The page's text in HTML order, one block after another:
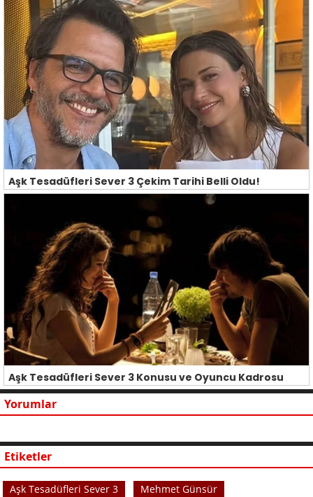
Aşk Tesadüfleri Sever 3 Çekim Tarihi Belli Oldu!
Aşk Tesadüfleri Sever 3 Konusu ve Oyuncu Kadrosu
Yorumlar
Etiketler
Aşk Tesadüfleri Sever 3 Mehmet Günsür